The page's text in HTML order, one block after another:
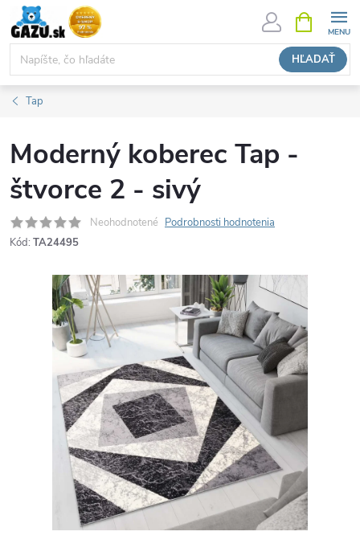
Prejsť
na
obsah
HĽADAŤ
KOŠÍK
Tap
Moderný koberec Tap -
štvorce 2 - sivý
Neohodnotené Podrobnosti hodnotenia
Kód: TA24495